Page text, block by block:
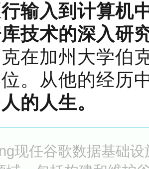
输入到计算机
技术的深入研
在加州大学伯
。从他的经历
的人生。
现任谷歌数据基础